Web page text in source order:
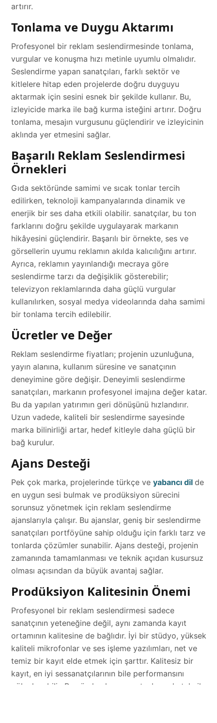
artırır.
Tonlama ve Duygu Aktarımı
Profesyonel bir reklam seslendirmesinde tonlama,
vurgular ve konuşma hızı metinle uyumlu olmalıdır.
Seslendirme yapan sanatçıları, farklı sektör ve
kitlelere hitap eden projelerde doğru duyguyu
aktarmak için sesini esnek bir şekilde kullanır. Bu,
izleyicide marka ile bağ kurma isteğini artırır. Doğru
tonlama, mesajın vurgusunu güçlendirir ve izleyicinin
aklında yer etmesini sağlar.
Başarılı Reklam Seslendirmesi
Örnekleri
Gıda sektöründe samimi ve sıcak tonlar tercih
edilirken, teknoloji kampanyalarında dinamik ve
enerjik bir ses daha etkili olabilir. sanatçılar, bu ton
farklarını doğru şekilde uygulayarak markanın
hikâyesini güçlendirir. Başarılı bir örnekte, ses ve
görsellerin uyumu reklamın akılda kalıcılığını artırır.
Ayrıca, reklamın yayınlandığı mecraya göre
seslendirme tarzı da değişiklik gösterebilir;
televizyon reklamlarında daha güçlü vurgular
kullanılırken, sosyal medya videolarında daha samimi
bir tonlama tercih edilebilir.
Ücretler ve Değer
Reklam seslendirme fiyatları; projenin uzunluğuna,
yayın alanına, kullanım süresine ve sanatçının
deneyimine göre değişir. Deneyimli seslendirme
sanatçıları, markanın profesyonel imajına değer katar.
Bu da yapılan yatırımın geri dönüşünü hızlandırır.
Uzun vadede, kaliteli bir seslendirme sayesinde
marka bilinirliği artar, hedef kitleyle daha güçlü bir
bağ kurulur.
Ajans Desteği
Pek çok marka, projelerinde türkçe ve yabancı dil de
en uygun sesi bulmak ve prodüksiyon sürecini
sorunsuz yönetmek için reklam seslendirme
ajanslarıyla çalışır. Bu ajanslar, geniş bir seslendirme
sanatçıları portföyüne sahip olduğu için farklı tarz ve
tonlarda çözümler sunabilir. Ajans desteği, projenin
zamanında tamamlanması ve teknik açıdan kusursuz
olması açısından da büyük avantaj sağlar.
Prodüksiyon Kalitesinin Önemi
Profesyonel bir reklam seslendirmesi sadece
sanatçının yeteneğine değil, aynı zamanda kayıt
ortamının kalitesine de bağlıdır. İyi bir stüdyo, yüksek
kaliteli mikrofonlar ve ses işleme yazılımları, net ve
temiz bir kayıt elde etmek için şarttır. Kalitesiz bir
kayıt, en iyi sessanatçılarının bile performansını
gölgeleyebilir. Bu yüzden hem sanatçı hem de teknik